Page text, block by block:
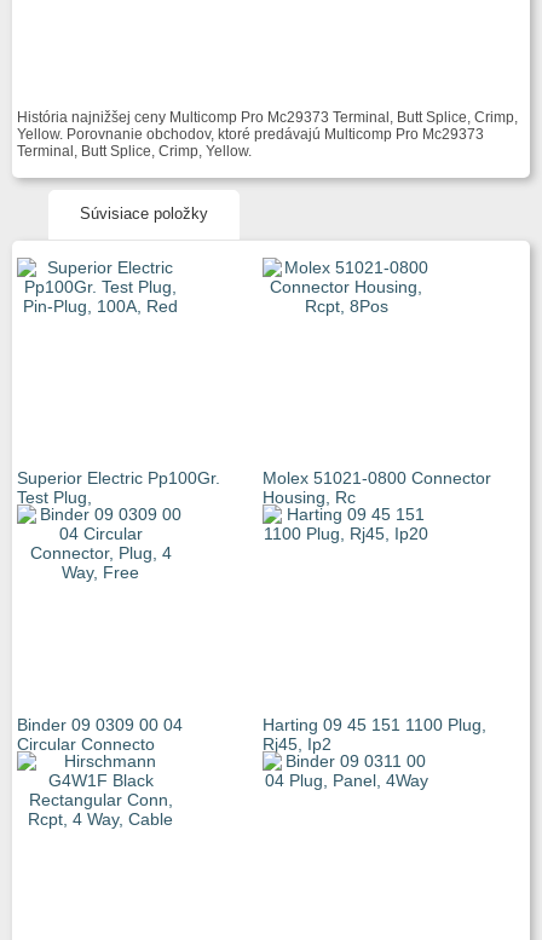
História najnižšej ceny Multicomp Pro Mc29373 Terminal, Butt Splice, Crimp,
Yellow. Porovnanie obchodov, ktoré predávajú Multicomp Pro Mc29373
Terminal, Butt Splice, Crimp, Yellow.
Súvisiace položky
Superior Electric Pp100Gr.
Test Plug,
Molex 51021-0800 Connector
Housing, Rc
Binder 09 0309 00 04
Circular Connecto
Harting 09 45 151 1100 Plug,
Rj45, Ip2